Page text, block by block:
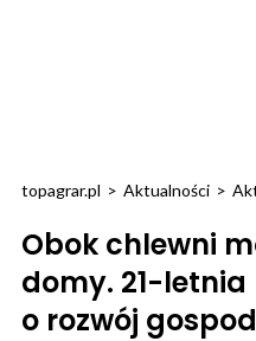
topagrar.pl > Aktualności >
Obok chlewni
domy. 21-
o rozwój